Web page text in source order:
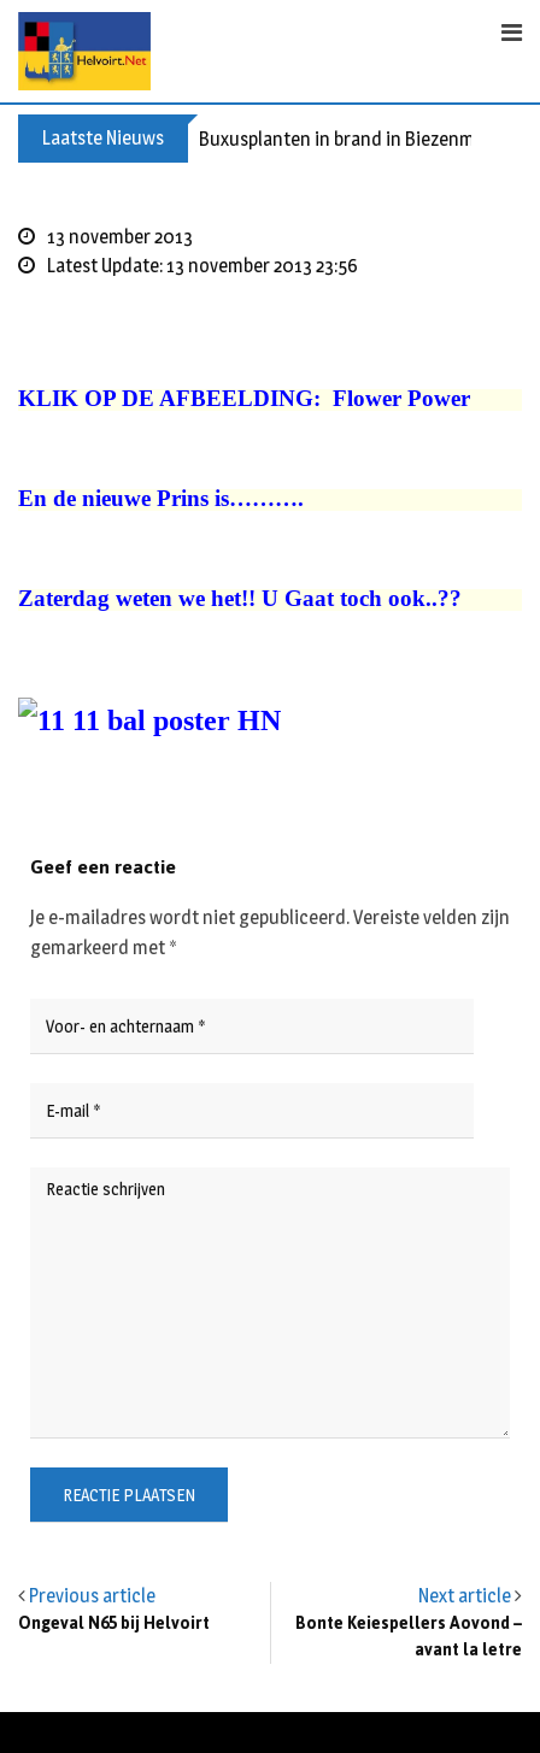
p
Laatste Nieuws Buxusplanten in brand in Biezenmortel,
13 november 2013
Latest Update: 13 november 2013 23:56
KLIK OP DE AFBEELDING: Flower Power
En de nieuwe Prins is……….
Zaterdag weten we het!! U Gaat toch ook..??
Previous article
Ongeval N65 bij Helvoirt
Next article
Bonte Keiespellers Aovond –
avant la letre
Geef een reactie
Je e-mailadres wordt niet gepubliceerd.Vereiste velden zijn
gemarkeerd met *